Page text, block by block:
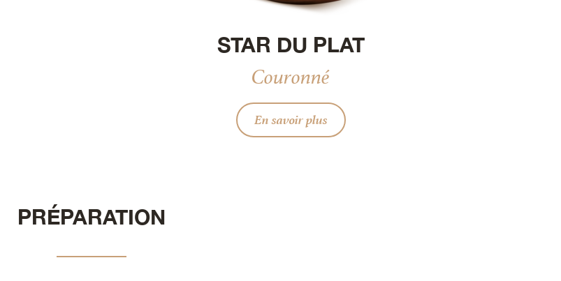
STAR DU PLAT
Couronné
En savoir plus
PRÉPARATION